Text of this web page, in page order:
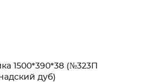
1500*390*38 (№323П
дуб)